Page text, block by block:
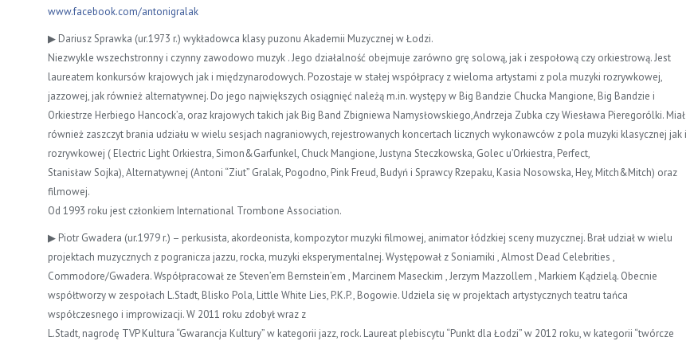
www.facebook.com/antonigralak
▶ Dariusz Sprawka (ur.1973 r.) wykładowca klasy puzonu Akademii Muzycznej w Łodzi.
Niezwykle wszechstronny i czynny zawodowo muzyk . Jego działalność obejmuje zarówno grę solową, jak i zespołową czy orkiestrową. Jest
laureatem konkursów krajowych jak i międzynarodowych. Pozostaje w stałej współpracy z wieloma artystami z pola muzyki rozrywkowej,
jazzowej, jak również alternatywnej. Do jego największych osiągnięć należą m.in. występy w Big Bandzie Chucka Mangione, Big Bandzie i
Orkiestrze Herbiego Hancock’a, oraz krajowych takich jak Big Band Zbigniewa Namysłowskiego,Andrzeja Zubka czy Wiesława Pieregorólki. Miał
również zaszczyt brania udziału w wielu sesjach nagraniowych, rejestrowanych koncertach licznych wykonawców z pola muzyki klasycznej jak i
rozrywkowej ( Electric Light Orkiestra, Simon&Garfunkel, Chuck Mangione, Justyna Steczkowska, Golec u’Orkiestra, Perfect,
Stanisław Sojka), Alternatywnej (Antoni “Ziut” Gralak, Pogodno, Pink Freud, Budyń i Sprawcy Rzepaku, Kasia Nosowska, Hey, Mitch&Mitch) oraz
filmowej.
Od 1993 roku jest członkiem International Trombone Association.
▶ Piotr Gwadera (ur.1979 r.) – perkusista, akordeonista, kompozytor muzyki filmowej, animator łódzkiej sceny muzycznej. Brał udział w wielu
projektach muzycznych z pogranicza jazzu, rocka, muzyki eksperymentalnej. Występował z Soniamiki , Almost Dead Celebrities ,
Commodore/Gwadera. Współpracował ze Steven’em Bernstein’em , Marcinem Maseckim , Jerzym Mazzollem , Markiem Kądzielą. Obecnie
współtworzy w zespołach L.Stadt, Blisko Pola, Little White Lies, P.K.P., Bogowie. Udziela się w projektach artystycznych teatru tańca
współczesnego i improwizacji. W 2011 roku zdobył wraz z
L.Stadt, nagrodę TVP Kultura “Gwarancja Kultury” w kategorii jazz, rock. Laureat plebiscytu “Punkt dla Łodzi” w 2012 roku, w kategorii “twórcze